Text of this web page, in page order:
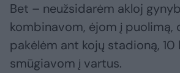
Bet – neužsidarėm akloj
kombinavom, ėjom į puolimą,
pakėlėm ant kojų stadioną, 10
smūgiavom į vartus.